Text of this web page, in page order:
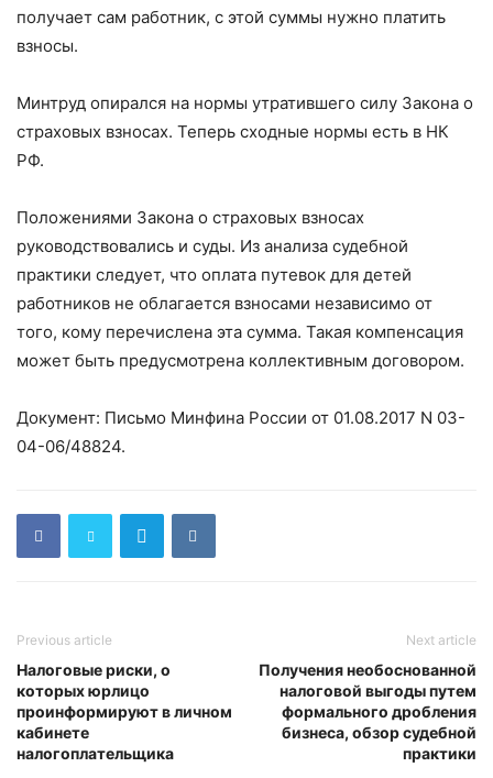
получает сам работник, с этой суммы нужно платить
взносы.
Минтруд опирался на нормы утратившего силу Закона о
страховых взносах. Теперь сходные нормы есть в НК
РФ.
Положениями Закона о страховых взносах
руководствовались и суды. Из анализа судебной
практики следует, что оплата путевок для детей
работников не облагается взносами независимо от
того, кому перечислена эта сумма. Такая компенсация
может быть предусмотрена коллективным договором.
Документ: Письмо Минфина России от 01.08.2017 N 03-
04-06/48824.
Previous article
Налоговые риски, о
которых юрлицо
проинформируют в личном
кабинете
налогоплательщика
Next article
Получения необоснованной
налоговой выгоды путем
формального дробления
бизнеса, обзор судебной
практики